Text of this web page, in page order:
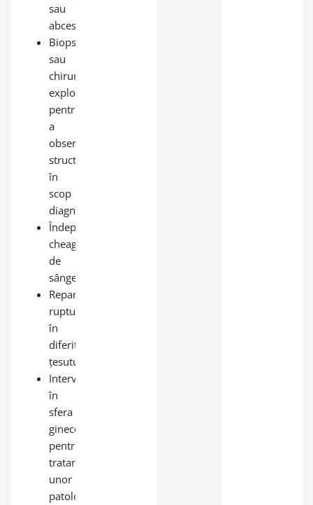
sau
abces;
Biopsii
sau
chirurgie
exploratorie
pentru
a
observa
structurile
în
scop
diagnostic;
Îndepărtarea
cheagurilor
de
sânge;
Repararea
rupturilor
în
diferite
țesuturi;
Intervenții
în
sfera
ginecologică
pentru
tratarea
unor
patologiei